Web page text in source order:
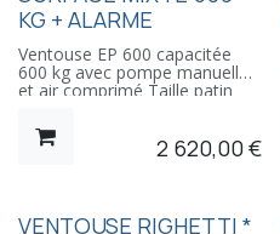
KG + ALARME
Ventouse EP 600 capacitée
600 kg avec pompe manuelle
et air comprimé Taille patin
rugeuses. Alarme si perte
d'aspiration 2 620,00€
VENTOUSE RIGHETTI *